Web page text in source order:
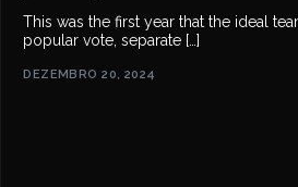
This was the first year that the ideal
popular vote, separate […]
DEZEMBRO 20, 2024